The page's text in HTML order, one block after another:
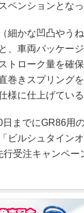
ペンションとなっ
かな凹凸やう
、車両パッケー
トローク量を確
巻きスプリング
様に仕上げている
までにGR86用
ビルシュタイン
受注キャンペー